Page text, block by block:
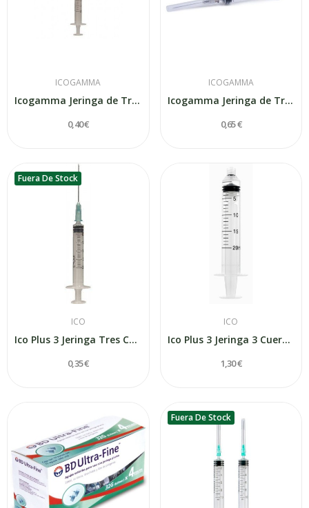
ICOGAMMA
Icogamma Jeringa de Tres Cuerpos 3.5 Ml 40x8mm
0,40 €
ICOGAMMA
Icogamma Jeringa de Tres Cuerpos 3.5 Ml 30x7mm
0,65 €
Fuera De Stock
ICO
Ico Plus 3 Jeringa Tres Cuerpos con Aguja 2,5ml
0,35 €
ICO
Ico Plus 3 Jeringa 3 Cuerpos Luer Excéntrica 20ml
1,30 €
Fuera De Stock